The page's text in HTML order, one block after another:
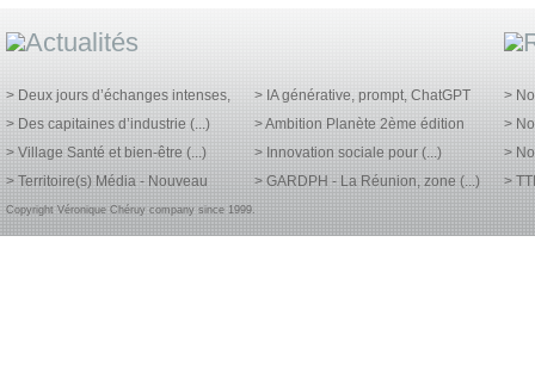
> Deux jours d’échanges intenses,
> Des capitaines d’industrie (...)
> Village Santé et bien-être (...)
> Territoire(s) Média - Nouveau
> IA générative, prompt, ChatGPT
> Ambition Planète 2ème édition
> Innovation sociale pour (...)
> GARDPH - La Réunion, zone (...)
>
>
>
> TTI
Copyright Véronique Chéruy company since 1999.